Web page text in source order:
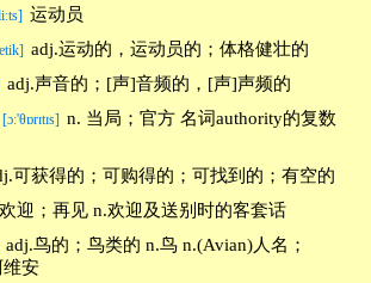
运动员
adj.运动的，运动员的；体格健壮的
adj.声音的；[声]音频的，[声]声频的
[ɔː'θɒrɪtɪs] n. 当局；官方 名词authority的复数
可获得的；可购得的；可找到的；有空的
迎；再见 n.欢迎及送别时的客套话
adj.鸟的；鸟类的 n.鸟 n.(Avian)人名；
维安